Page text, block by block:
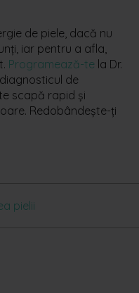
de piele, dacă nu
iar pentru a afla,
Programează-te la Dr.
de
scapă rapid și
Redobândește-ți
pielii